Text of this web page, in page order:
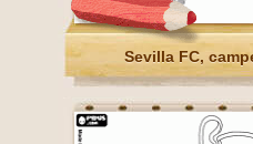
Sevilla FC,